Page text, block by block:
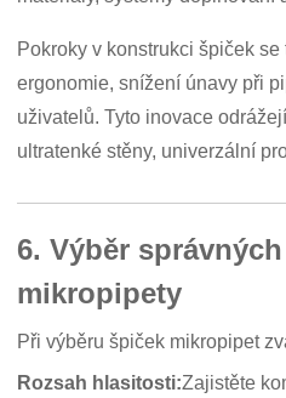
Pokroky v konstrukci špiček
ergonomie, snížení únavy při
uživatelů. Tyto inovace
ultratenké stěny, univerzální
6. Výběr
mikropipety
Při výběru špiček mikropipet
Rozsah hlasitosti:Zajistěte